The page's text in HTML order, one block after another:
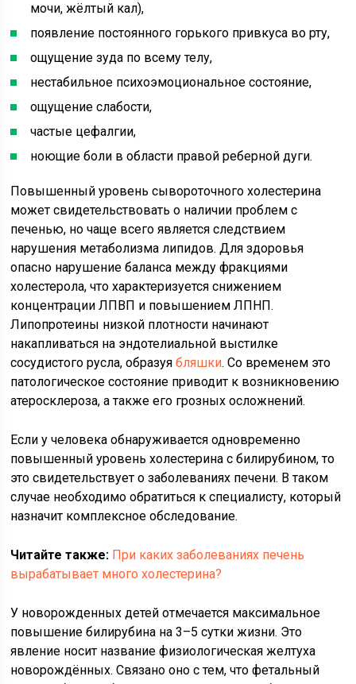
мочи, жёлтый кал),
появление постоянного горького привкуса во рту,
ощущение зуда по всему телу,
нестабильное психоэмоциональное состояние,
ощущение слабости,
частые цефалгии,
ноющие боли в области правой реберной дуги.
Повышенный уровень сывороточного холестерина
может свидетельствовать о наличии проблем с
печенью, но чаще всего является следствием
нарушения метаболизма липидов. Для здоровья
опасно нарушение баланса между фракциями
холестерола, что характеризуется снижением
концентрации ЛПВП и повышением ЛПНП.
Липопротеины низкой плотности начинают
накапливаться на эндотелиальной выстилке
сосудистого русла, образуябляшки. Со временем это
патологическое состояние приводит к возникновению
атеросклероза, а также его грозных осложнений.
Если у человека обнаруживается одновременно
повышенный уровень холестерина с билирубином, то
это свидетельствует о заболеваниях печени. В таком
случае необходимо обратиться к специалисту, который
назначит комплексное обследование.
Читайте также: При каких заболеваниях печень
вырабатывает много холестерина?
У новорожденных детей отмечается максимальное
повышение билирубина на 3–5 сутки жизни. Это
явление носит название физиологическая желтуха
новорождённых. Связано оно с тем, что фетальный